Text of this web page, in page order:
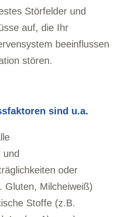
Störfelder und
auf, die Ihr
beeinflussen
stören.
sind u.a.
und
oder
Gluten, Milcheiweiß)
Stoffe (z.B.